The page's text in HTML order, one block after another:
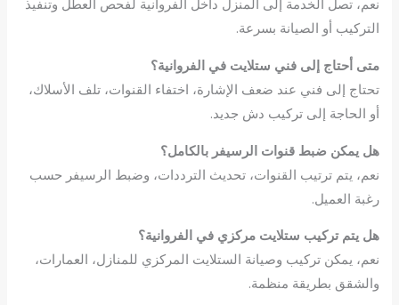
نعم، تصل الخدمة إلى المنزل داخل الفروانية لفحص العطل وتنفيذ
التركيب أو الصيانة بسرعة.
متى أحتاج إلى فني ستلايت في الفروانية؟
تحتاج إلى فني عند ضعف الإشارة، اختفاء القنوات، تلف الأسلاك،
أو الحاجة إلى تركيب دش جديد.
هل يمكن ضبط قنوات الرسيفر بالكامل؟
نعم، يتم ترتيب القنوات، تحديث الترددات، وضبط الرسيفر حسب
رغبة العميل.
هل يتم تركيب ستلايت مركزي في الفروانية؟
نعم، يمكن تركيب وصيانة الستلايت المركزي للمنازل، العمارات،
والشقق بطريقة منظمة.